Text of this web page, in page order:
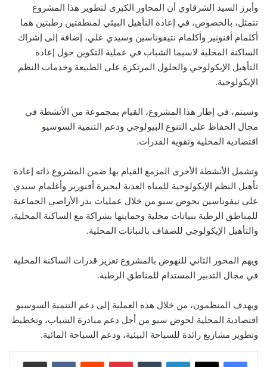
وأبرز السيد الشرقاوي أن المحاور الكبرى لتطوير هذا المشروع
تتمثل، بالخصوص، في إعادة التأهيل البيئي لمنطقتين رطبتين هما
أكلمام أفنونير وأكلمام نتيفوناسين وسيدي علي، إضافة إلى إشراك
الساكنة المحلية لاسيما الشباب في عملية التكوين حول إعادة
التأهيل الإيكولوجي والحلول المرتكزة على الطبيعة وخدمات النظم
الإيكولوجية.
وسيتم، في إطار هذا المشروع، القيام بمجموعة من الأنشطة في
مجال الحفاظ على التنوع البيولوجي ودعم التنمية السوسيو
اقتصادية المحلية وتقوية القدرات.
وتشمل الأنشطة الأخرى المزمع القيام بها ضمن المشروع ذاته إعادة
تأهيل النظم الإيكولوجية للمياه العذبة لبحيرة أفنورير وأغلمام سيدي
علي تيفوناسين بحوض سبو من خلال عمليات بذر الأراضي الجماعية
للمناطق الرطبة بنباتات محلية وحمايتها بشراكة مع الساكنة المحلية،
والتأهيل الإيكولوجي للضفاف بالنباتات المحلية.
ويهم المحور الثاني للنهوض بالمشروع تعزيز قدرات الساكنة المحلية
في مجال التدبير المستدام للمناطق الرطبة.
ويهدف المنظمون، من خلال هذه العملية إلى دعم التنمية السوسيو
اقتصادية المحلية لحوض سبو من أجل دعم مبادرة الشباب، وتخطيط
وتطوير مشاريع رائدة للسياحة البيئية، ودعم السياحة المائية.
لينكدإن بينتيريست مشاركة عبر البريد